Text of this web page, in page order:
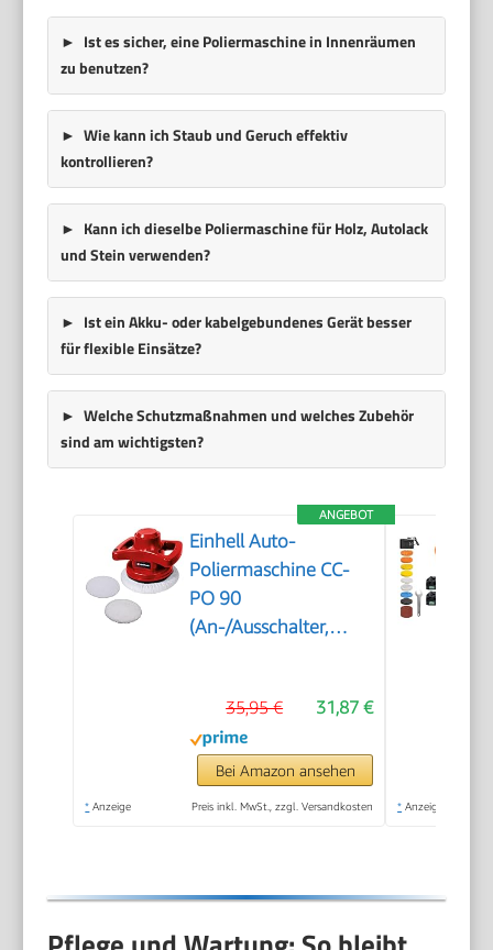
Ist es sicher, eine Poliermaschine in Innenräumen
zu benutzen?
Wie kann ich Staub und Geruch effektiv
kontrollieren?
Kann ich dieselbe Poliermaschine für Holz, Autolack
und Stein verwenden?
Ist ein Akku- oder kabelgebundenes Gerät besser
für flexible Einsätze?
Welche Schutzmaßnahmen und welches Zubehör
sind am wichtigsten?
ANGEBOT
Einhell Auto-
Poliermaschine CC-
PO 90
(An-/Ausschalter,
und Synthetik-
Polierhaube inklusive)
31,87 €
35,95 €
Bei Amazon ansehen
* Anzeige Preis inkl. MwSt., zzgl. Versandkosten * Anzeige